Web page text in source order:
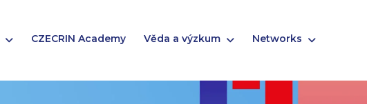
CZECRIN Academy Věda a výzkum
Networks